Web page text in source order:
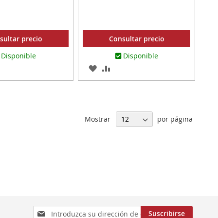
precio
Disponible
Consultar precio
Disponible
AGREGAR
A
PARA
Mostrar por página
Inscríbase
Suscribirse